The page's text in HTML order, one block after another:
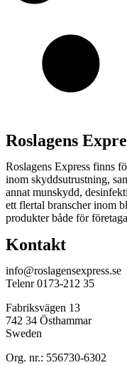
Roslagens
Roslagens Express finns
inom skyddsutrustning,
annat munskydd,
ett flertal branscher inom
produkter både för
Kontakt
info@roslagensexpress.se
Telenr 0173-212 35
Fabriksvägen 13
742 34 Östhammar
Sweden
Org. nr.: 556730-6302